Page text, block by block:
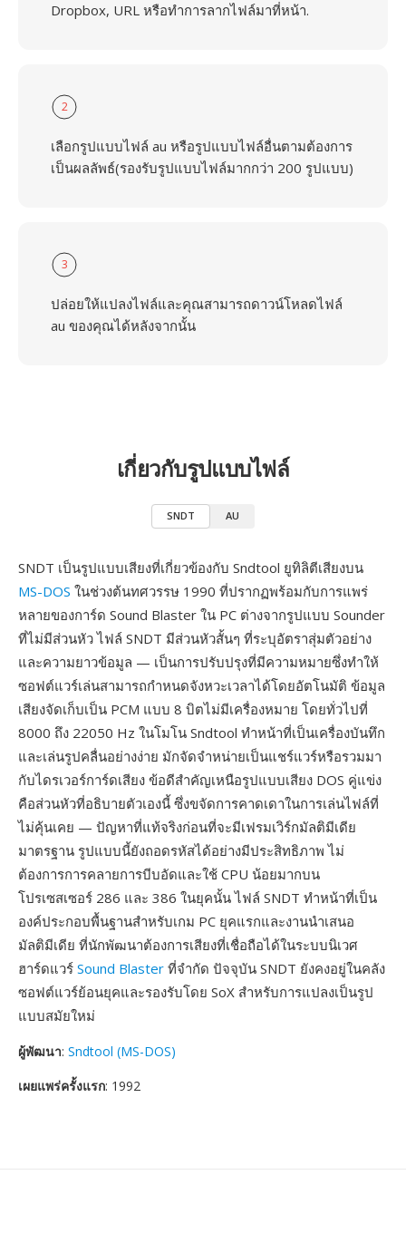
Dropbox, URL หรือทำการลากไฟล์มาที่หน้า.
2
เลือกรูปแบบไฟล์ au หรือรูปแบบไฟล์อื่นตามต้องการ
เป็นผลลัพธ์(รองรับรูปแบบไฟล์มากกว่า 200 รูปแบบ)
3
ปล่อยให้แปลงไฟล์และคุณสามารถดาวน์โหลดไฟล์
au ของคุณได้หลังจากนั้น
เกี่ยวกับรูปแบบไฟล์
SNDT AU
SNDT เป็นรูปแบบเสียงที่เกี่ยวข้องกับ Sndtool ยูทิลิตีเสียงบน
MS-DOS ในช่วงต้นทศวรรษ 1990 ที่ปรากฏพร้อมกับการแพร่
หลายของการ์ด Sound Blaster ใน PC ต่างจากรูปแบบ Sounder
ที่ไม่มีส่วนหัว ไฟล์ SNDT มีส่วนหัวสั้นๆ ที่ระบุอัตราสุ่มตัวอย่าง
และความยาวข้อมูล — เป็นการปรับปรุงที่มีความหมายซึ่งทำให้
ซอฟต์แวร์เล่นสามารถกำหนดจังหวะเวลาได้โดยอัตโนมัติ ข้อมูล
เสียงจัดเก็บเป็น PCM แบบ 8 บิตไม่มีเครื่องหมาย โดยทั่วไปที่
8000 ถึง 22050 Hz ในโมโน Sndtool ทำหน้าที่เป็นเครื่องบันทึก
และเล่นรูปคลื่นอย่างง่าย มักจัดจำหน่ายเป็นแชร์แวร์หรือรวมมา
กับไดรเวอร์การ์ดเสียง ข้อดีสำคัญเหนือรูปแบบเสียง DOS คู่แข่ง
คือส่วนหัวที่อธิบายตัวเองนี้ ซึ่งขจัดการคาดเดาในการเล่นไฟล์ที่
ไม่คุ้นเคย — ปัญหาที่แท้จริงก่อนที่จะมีเฟรมเวิร์กมัลติมีเดีย
มาตรฐาน รูปแบบนี้ยังถอดรหัสได้อย่างมีประสิทธิภาพ ไม่
ต้องการการคลายการบีบอัดและใช้ CPU น้อยมากบน
โปรเซสเซอร์ 286 และ 386 ในยุคนั้น ไฟล์ SNDT ทำหน้าที่เป็น
องค์ประกอบพื้นฐานสำหรับเกม PC ยุคแรกและงานนำเสนอ
มัลติมีเดีย ที่นักพัฒนาต้องการเสียงที่เชื่อถือได้ในระบบนิเวศ
ฮาร์ดแวร์ Sound Blaster ที่จำกัด ปัจจุบัน SNDT ยังคงอยู่ในคลัง
ซอฟต์แวร์ย้อนยุคและรองรับโดย SoX สำหรับการแปลงเป็นรูป
แบบสมัยใหม่
ผู้พัฒนา: Sndtool (MS-DOS)
เผยแพร่ครั้งแรก: 1992